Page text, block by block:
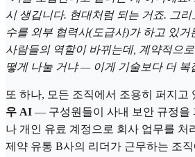
시 생깁니다. 현대처럼 되는 거죠. 그
수를 외부 협력사(도급사)가 하고 있거
사람들의 역할이 바뀌는데, 계약적으
떻게 나눌 거냐 — 이게 기술보다 더 복
또 하나, 모든 조직에서 조용히 퍼지고
우 AI — 구성원들이 사내 보안 규정을
나 개인 유료 계정으로 회사 업무를 처
제약 유통 B사의 리더가 근무하는 조직